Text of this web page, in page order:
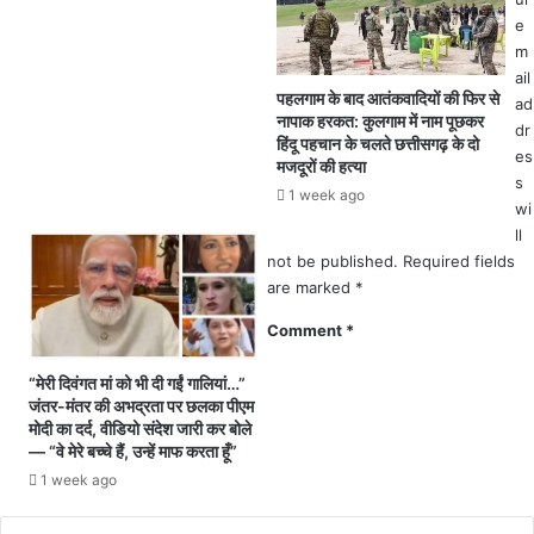
स्पि
का
बॉ
स
.
पहलगाम के बाद आतंकवादियों की फिर से
नापाक हरकत: कुलगाम में नाम पूछकर
हिंदू पहचान के चलते छत्तीसगढ़ के दो
मजदूरों की हत्या
1 week ago
“मेरी दिवंगत मां को भी दी गईं गालियां…”
जंतर-मंतर की अभद्रता पर छलका पीएम
मोदी का दर्द, वीडियो संदेश जारी कर बोले
— “वे मेरे बच्चे हैं, उन्हें माफ करता हूँ”
1 week ago
e
m
ail
ad
dr
es
s
wi
ll
not be published. Required fields
are marked *
Comment *